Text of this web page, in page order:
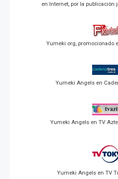
en Internet, por la publicación
Yumeki.org, promocionado
Yumeki Angels en
Yumeki Angels en TV
Yumeki Angels en TV